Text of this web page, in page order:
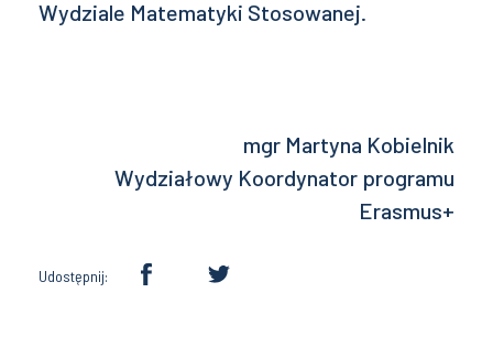
Wydziale Matematyki Stosowanej.
mgr Martyna Kobielnik
Wydziałowy Koordynator programu
Erasmus+
Udostępnij: